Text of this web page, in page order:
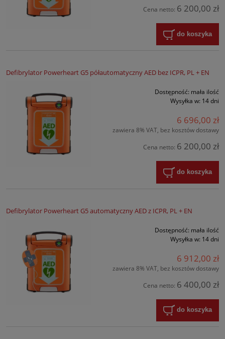
Cena netto: 6 200,00 zł
do koszyka
Defibrylator Powerheart G5 półautomatyczny AED bez ICPR, PL + EN
Dostępność: mała ilość
Wysyłka w: 14 dni
6 696,00 zł
zawiera 8% VAT, bez kosztów dostawy
Cena netto: 6 200,00 zł
do koszyka
Defibrylator Powerheart G5 automatyczny AED z ICPR, PL + EN
Dostępność: mała ilość
Wysyłka w: 14 dni
6 912,00 zł
zawiera 8% VAT, bez kosztów dostawy
Cena netto: 6 400,00 zł
do koszyka